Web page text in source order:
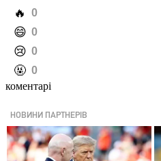
️🔥 0
️😄 0
️😢 0
️🤬 0
коментарі